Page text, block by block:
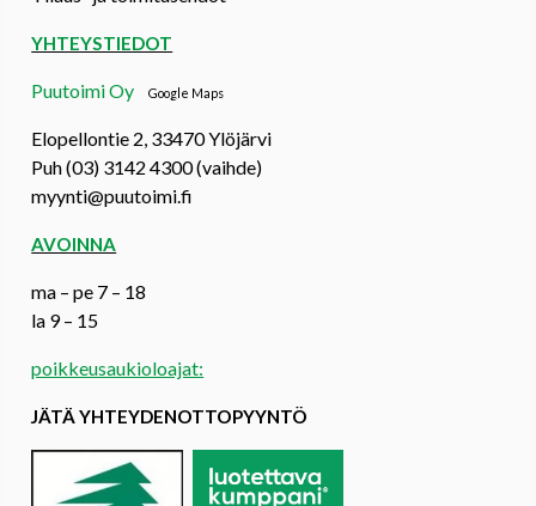
YHTEYSTIEDOT
Puutoimi OyGoogle Maps
Elopellontie 2, 33470 Ylöjärvi
Puh (03) 3142 4300 (vaihde)
myynti@puutoimi.fi
AVOINNA
ma – pe 7 – 18
la 9 – 15
poikkeusaukioloajat:
JÄTÄ YHTEYDENOTTOPYYNTÖ